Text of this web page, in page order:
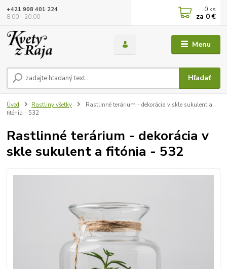
Menu
Hľadať
+421 908 401 224
8:00 - 20:00
0 ks
za 0 €
Úvod Rastliny všetky
Rastlinné terárium - dekorácia v skle sukulent a
fitónia - 532
Rastlinné terárium - dekorácia v
skle sukulent a fitónia - 532